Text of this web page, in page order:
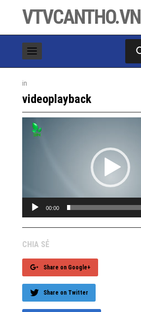
VTVCANTHO.VN
in
videoplayback
Video
Player
00:00
CHIA SẺ
Share on Google+
Share on Twitter